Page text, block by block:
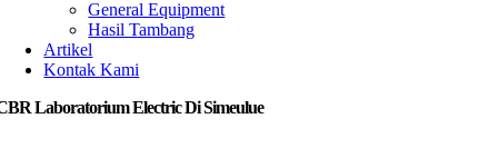
General Equipment
Hasil Tambang
Artikel
Kontak Kami
Laboratorium Electric Di Simeulue